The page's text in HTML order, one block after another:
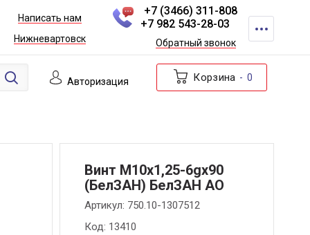
Написать нам
Нижневартовск
+7 (3466) 311-808
+7 982 543-28-03
Обратный звонок
Авторизация Корзина 0
Винт М10х1,25-6gх90
(БелЗАН) БелЗАН АО
Артикул: 750.10-1307512
Код: 13410